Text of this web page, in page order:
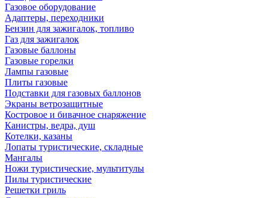
Газовое оборудование
Адаптеры, переходники
Бензин для зажигалок, топливо
Газ для зажигалок
Газовые баллоны
Газовые горелки
Лампы газовые
Плиты газовые
Подставки для газовых баллонов
Экраны ветрозащитные
Костровое и бивачное снаряжение
Канистры, ведра, душ
Котелки, казаны
Лопаты туристические, складные
Мангалы
Ножи туристические, мультитулы
Пилы туристические
Решетки гриль